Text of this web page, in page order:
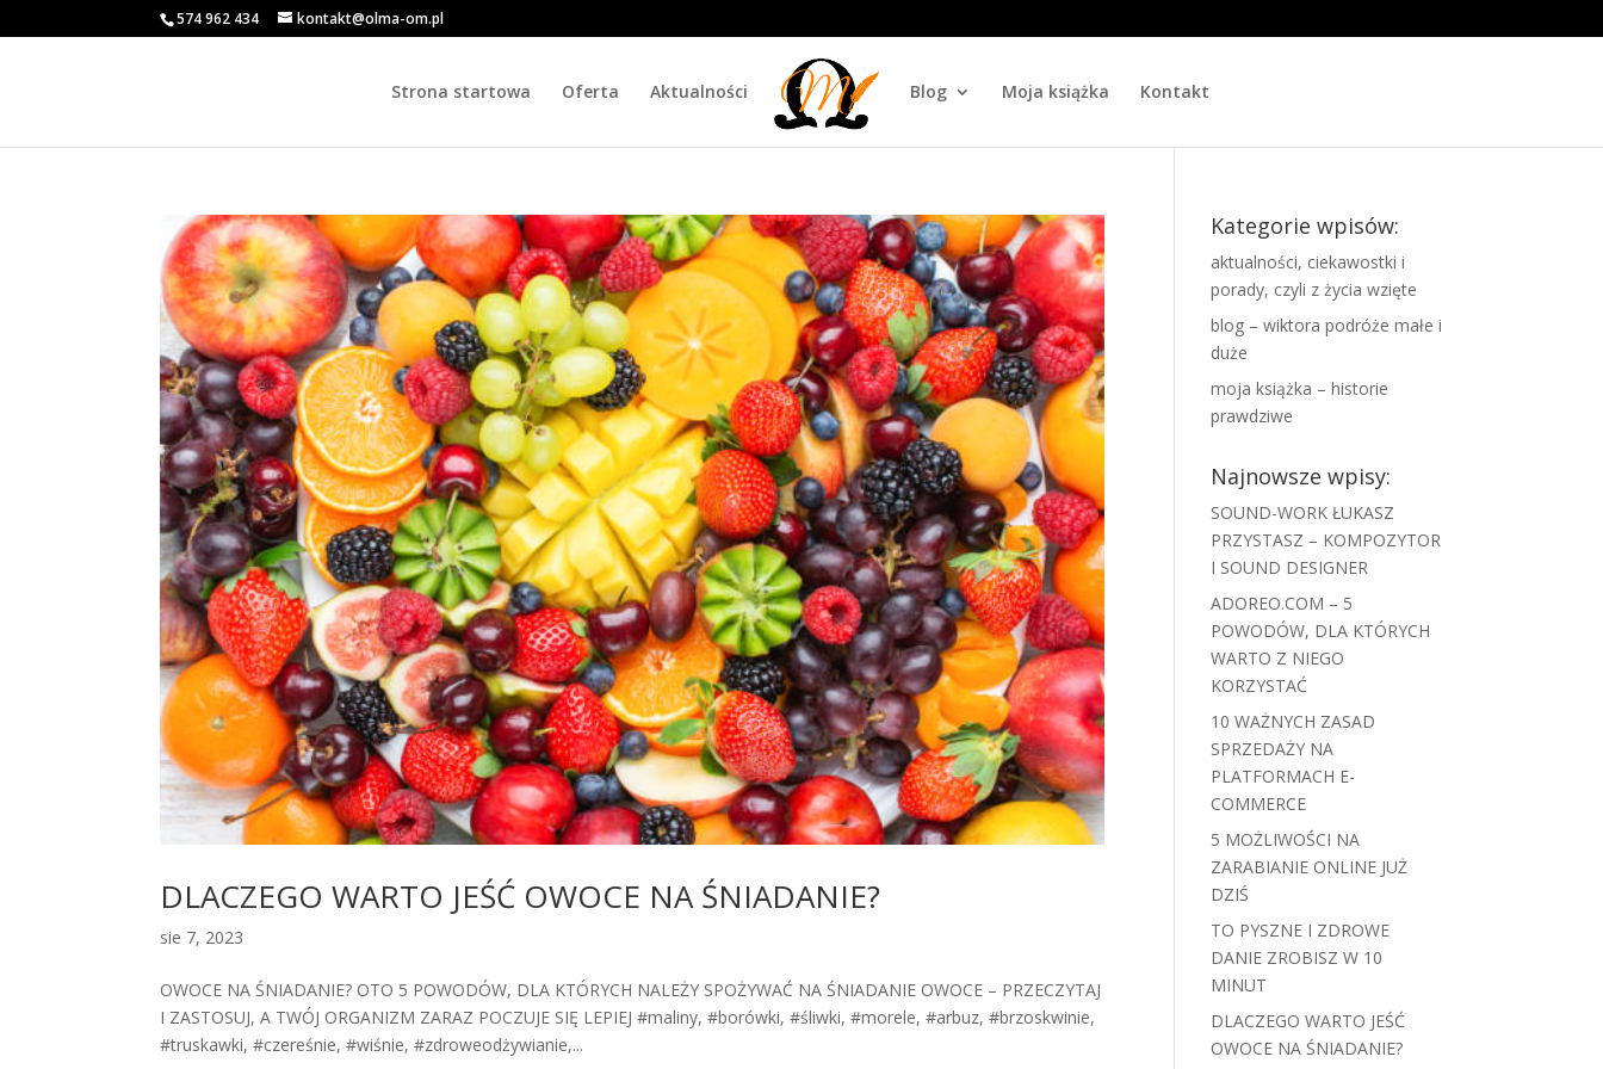
574 962 434 kontakt@olma-om.pl
Strona startowa Oferta Aktualności Blog Moja książka Kontakt
DLACZEGO WARTO JEŚĆ OWOCE NA ŚNIADANIE?
sie 7, 2023
OWOCE NA ŚNIADANIE? OTO 5 POWODÓW, DLA KTÓRYCH NALEŻY SPOŻYWAĆ NA ŚNIADANIE OWOCE – PRZECZYTAJ
I ZASTOSUJ, A TWÓJ ORGANIZM ZARAZ POCZUJE SIĘ LEPIEJ #maliny, #borówki, #śliwki, #morele, #arbuz, #brzoskwinie,
#truskawki, #czereśnie, #wiśnie, #zdroweodżywianie,...
Kategorie wpisów:
aktualności, ciekawostki i
porady, czyli z życia wzięte
blog – wiktora podróże małe i
duże
moja książka – historie
prawdziwe
Najnowsze wpisy:
SOUND-WORK ŁUKASZ
PRZYSTASZ – KOMPOZYTOR
I SOUND DESIGNER
ADOREO.COM – 5
POWODÓW, DLA KTÓRYCH
WARTO Z NIEGO
KORZYSTAĆ
10 WAŻNYCH ZASAD
SPRZEDAŻY NA
PLATFORMACH E-
COMMERCE
5 MOŻLIWOŚCI NA
ZARABIANIE ONLINE JUŻ
DZIŚ
TO PYSZNE I ZDROWE
DANIE ZROBISZ W 10
MINUT
DLACZEGO WARTO JEŚĆ
OWOCE NA ŚNIADANIE?